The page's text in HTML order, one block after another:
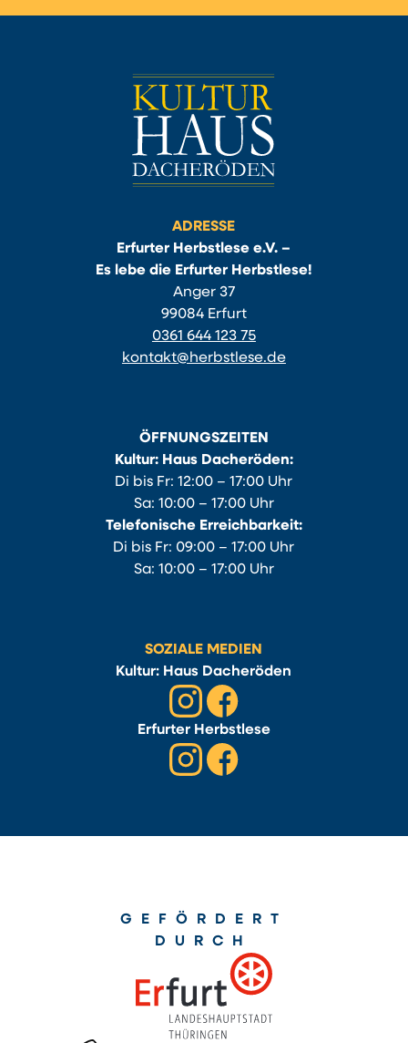
ADRESSE
Erfurter Herbstlese e.V. –
Es lebe die Erfurter Herbstlese!
Anger 37
99084 Erfurt
0361 644 123 75
kontakt@herbstlese.de
ÖFFNUNGSZEITEN
Kultur: Haus Dacheröden:
Di bis Fr: 12:00 – 17:00 Uhr
Sa: 10:00 – 17:00 Uhr
Telefonische Erreichbarkeit:
Di bis Fr: 09:00 – 17:00 Uhr
Sa: 10:00 – 17:00 Uhr
SOZIALE MEDIEN
Kultur: Haus Dacheröden
Erfurter Herbstlese
GEFÖRDERT
DURCH